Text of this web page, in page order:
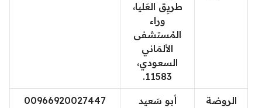
طريِق العَليا،
وراء
المُستشفى
الألمَاني
السعودي،
11583.
الروضة
أبو سَعيد
00966920027447